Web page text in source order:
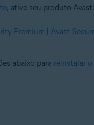
, ative seu produto
Premium | Avast
abaixo para reinstalar